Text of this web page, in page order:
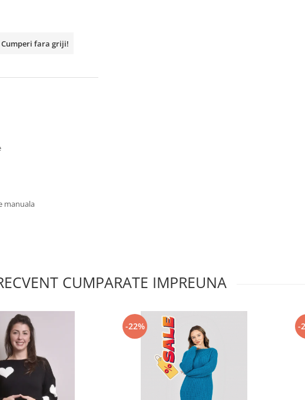
Cumperi fara griji!
manuala
CUMPARATE IMPREUNA
-22% -